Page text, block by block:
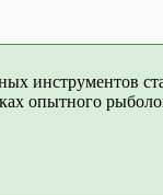
инструментов